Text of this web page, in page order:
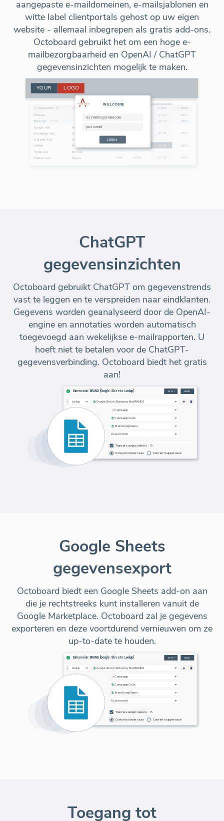
aangepaste e-maildomeinen, e-mailsjablonen en
witte label clientportals gehost op uw eigen
website - allemaal inbegrepen als gratis add-ons.
Octoboard gebruikt het om een hoge e-
mailbezorgbaarheid en OpenAI / ChatGPT
gegevensinzichten mogelijk te maken.
ChatGPT
gegevensinzichten
Octoboard gebruikt ChatGPT om gegevenstrends
vast te leggen en te verspreiden naar eindklanten.
Gegevens worden geanalyseerd door de OpenAI-
engine en annotaties worden automatisch
toegevoegd aan wekelijkse e-mailrapporten. U
hoeft niet te betalen voor de ChatGPT-
gegevensverbinding. Octoboard biedt het gratis
aan!
Google Sheets
gegevensexport
Octoboard biedt een Google Sheets add-on aan
die je rechtstreeks kunt installeren vanuit de
Google Marketplace. Octoboard zal je gegevens
exporteren en deze voortdurend vernieuwen om ze
up-to-date te houden.
Toegang tot